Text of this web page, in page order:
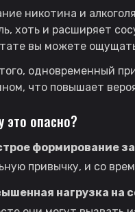
никотина и
хоть и расширяет
вы можете
одновременный
что повышает
это опасно?
формирование
привычку, и со
нагрузка на